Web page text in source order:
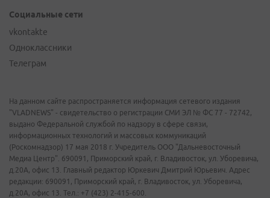
Социальные сети
vkontakte
Одноклассники
Телеграм
На данном сайте распространяется информация сетевого издания
"VLADNEWS" - свидетельство о регистрации СМИ ЭЛ № ФС 77 - 72742,
выдано Федеральной службой по надзору в сфере связи,
информационных технологий и массовых коммуникаций
(Роскомнадзор) 17 мая 2018 г. Учредитель ООО "Дальневосточный
Медиа Центр". 690091, Приморский край, г. Владивосток, ул. Уборевича,
д.20А, офис 13. Главный редактор Юркевич Дмитрий Юрьевич. Адрес
редакции: 690091, Приморский край, г. Владивосток, ул. Уборевича,
д.20А, офис 13. Тел.: +7 (423) 2-415-600.